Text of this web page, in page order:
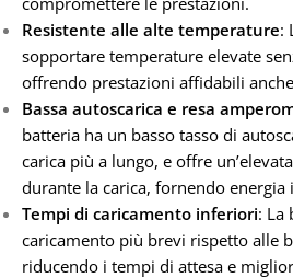
Resistente alle alte temperature:
sopportare temperature elevate
offrendo prestazioni affidabili
Bassa autoscarica e resa
batteria ha un basso tasso di
carica più a lungo, e offre
durante la carica, fornendo
Tempi di caricamento inferiori: La
caricamento più brevi rispetto alle
riducendo i tempi di attesa e